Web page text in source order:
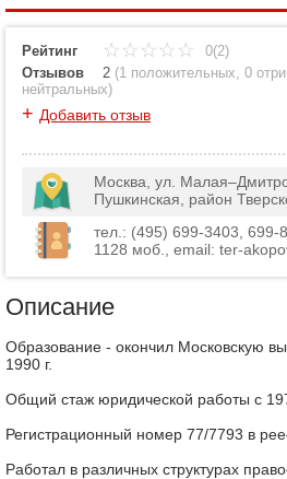
Рейтинг
0(2)
Отзывов
2 (1 положительных, 0
нейтральных)
+ Добавить отзыв
Москва, ул.
Пушкинская, район
тел.: (495) 699-3403, 699-
1128 моб., email: ter-
Описание
Образование - окончил Московскую
1990 г.
Общий стаж юридической работы с
Регистрационный номер 77/7793 в
Работал в различных структурах